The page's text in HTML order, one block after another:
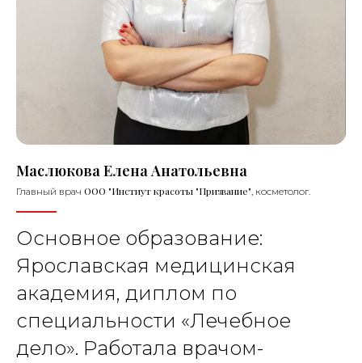
Маслюкова Елена Анатольевна
Главный врач ООО "Инстиут красоты "Призвание", косметолог.
Основное образование:
Ярославская медицинская
академия, диплом по
специальности «Лечебное
дело». Работала врачом-